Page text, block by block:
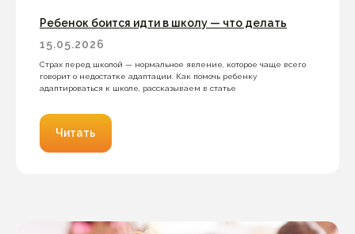
Ребенок боится идти в школу — что делать
15.05.2026
Страх перед школой — нормальное явление, которое чаще всего
говорит о недостатке адаптации. Как помочь ребенку
адаптироваться к школе, рассказываем в статье
Читать